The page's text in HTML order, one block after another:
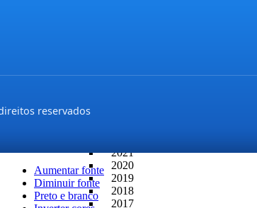
2020
PROJETOS DE LEIS DO
2021
2020
2019
2018
2017
reservados
Aumentar fonte
Diminuir fonte
Preto e branco